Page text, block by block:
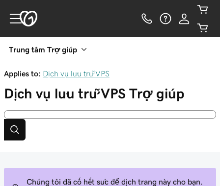
Trung tâm Trợ giúp
Applies to: Dịch vụ lưu trữ VPS
Dịch vụ lưu trữ VPS Trợ giúp
Chúng tôi đã cố hết sức để dịch trang này cho bạn.